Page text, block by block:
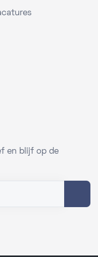
en blijf op de